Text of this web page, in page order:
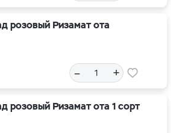
розовый Ризамат ота
– +
розовый Ризамат ота 1 сорт